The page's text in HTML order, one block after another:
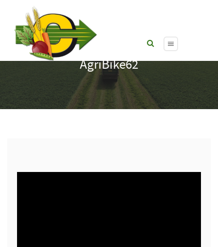
Vidéo des semis de pois 2021 par
AgriBike62